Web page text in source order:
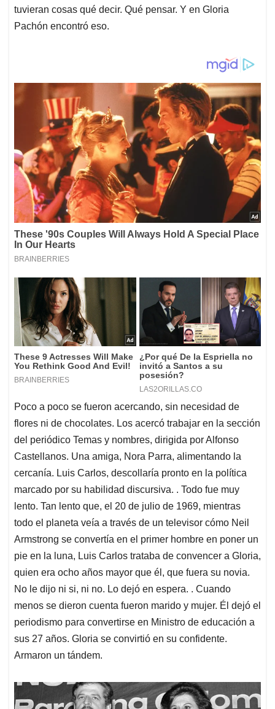
tuvieran cosas qué decir. Qué pensar. Y en Gloria
Pachón encontró eso.
Poco a poco se fueron acercando, sin necesidad de
flores ni de chocolates. Los acercó trabajar en la sección
del periódico Temas y nombres, dirigida por Alfonso
Castellanos. Una amiga, Nora Parra, alimentando la
cercanía. Luis Carlos, descollaría pronto en la política
marcado por su habilidad discursiva. . Todo fue muy
lento. Tan lento que, el 20 de julio de 1969, mientras
todo el planeta veía a través de un televisor cómo Neil
Armstrong se convertía en el primer hombre en poner un
pie en la luna, Luis Carlos trataba de convencer a Gloria,
quien era ocho años mayor que él, que fuera su novia.
No le dijo ni si, ni no. Lo dejó en espera. . Cuando
menos se dieron cuenta fueron marido y mujer. Él dejó el
periodismo para convertirse en Ministro de educación a
sus 27 años. Gloria se convirtió en su confidente.
Armaron un tándem.